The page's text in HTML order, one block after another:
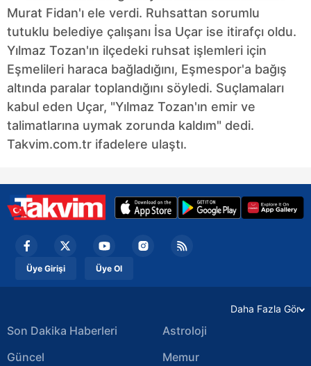
gösterilmeyecektir."
Sizlere daha iyi bir hizmet sunabilmek için İnternet
Sitemizde kendimize ve üçüncü kişilere ait çerezler
kullanılmaktadır. Bu çerezler vasıtasıyla çeşitli kişisel
verileriniz işlenmekte olup gerekli olan çerezler bilgi
toplumu hizmetlerinin sunulması amacıyla
kullanılmaktadır. Diğer çerezler, sitemizin daha işlevsel
kılınması ve kişiselleştirilmesi ve sizlere yönelik
sınırlı olarak açık rızanız dahilinde kullanılacaktır.
Çerezlere ilişkin tercihlerinizi aşağıda yer alan panel
için Ayarlar butonuna tıklayabilir,
Çerez Bilgilendirme
Metnimiziziyaret edebilirsiniz.
hazırlanmış Aydınlatma Metnimizi okumak ve sitemizde
ilgili mevzuata uygun olarak kullanılan çerezlerle ilgili bilgi
Murat Fidan'ı ele verdi. Ruhsattan sorumlu
tutuklu belediye çalışanı İsa Uçar ise itirafçı oldu.
Yılmaz Tozan'ın ilçedeki ruhsat işlemleri için
Eşmelileri haraca bağladığını, Eşmespor'a bağış
altında paralar toplandığını söyledi. Suçlamaları
kabul eden Uçar, "Yılmaz Tozan'ın emir ve
talimatlarına uymak zorunda kaldım" dedi.
Takvim.com.tr ifadelere ulaştı.
Üye Girişi Üye Ol
Daha Fazla Gör
Son Dakika Haberleri
Güncel
Astroloji
Memur